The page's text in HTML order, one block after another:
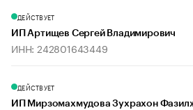
ДЕЙСТВУЕТ
ИП Артищев Сергей Владимирович
ИНН: 242801643449
ДЕЙСТВУЕТ
ИП Мирзомахмудова Зухрахон